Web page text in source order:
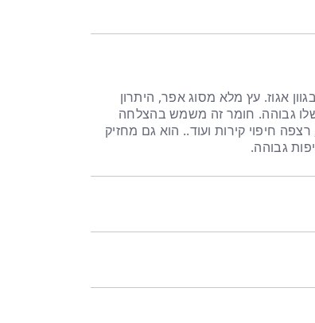
עץ מלא 164 סמ&מ בגוון אגוז. עץ מלא מסוג אפר, היתרון
גבוהה. חומר זה משמש בהצלחה
חיפוי קירות ועוד.. הוא גם מחזיק
גבוהה.